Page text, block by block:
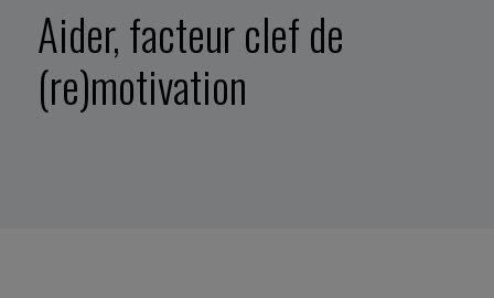
Aider, facteur clef de
(re)motivation